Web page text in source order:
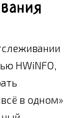
HWiNFO,
в одном»